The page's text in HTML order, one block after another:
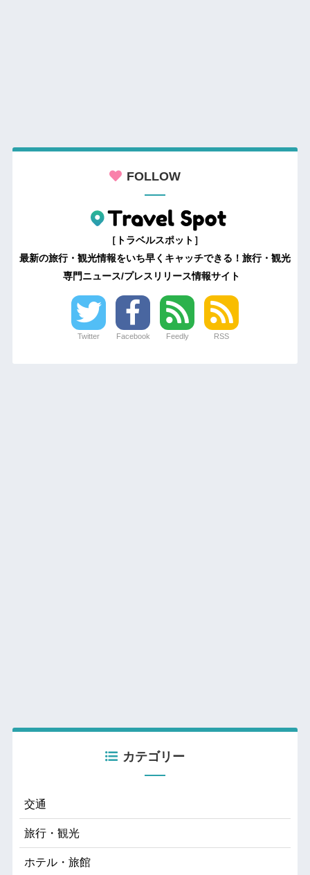
FOLLOW
［トラベルスポット］
最新の旅行・観光情報をいち早くキャッチできる！旅行・観光
専門ニュース/プレスリリース情報サイト
Twitter Facebook Feedly RSS
カテゴリー
交通
旅行・観光
ホテル・旅館